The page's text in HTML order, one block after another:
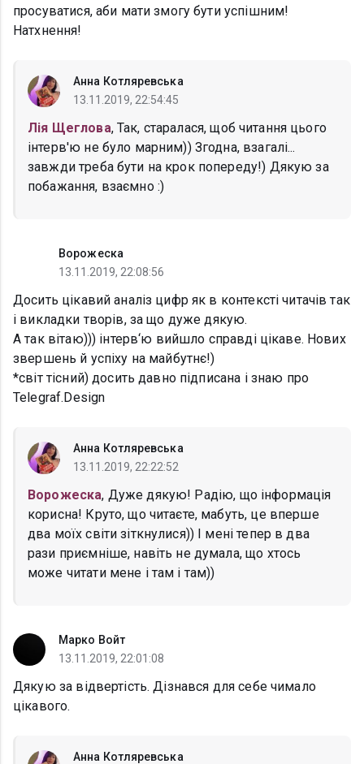
просуватися, аби мати змогу бути успішним!
Натхнення!
Анна Котляревська
13.11.2019, 22:54:45
Лія Щеглова, Так, старалася, щоб читання цього
інтерв'ю не було марним)) Згодна, взагалі...
завжди треба бути на крок попереду!) Дякую за
побажання, взаємно :)
Ворожеска
13.11.2019, 22:08:56
Досить цікавий аналіз цифр як в контексті читачів так
і викладки творів, за що дуже дякую.
А так вітаю))) інтерв‘ю вийшло справді цікаве. Нових
звершень й успіху на майбутнє!)
*світ тісний) досить давно підписана і знаю про
Telegraf.Design
Анна Котляревська
13.11.2019, 22:22:52
Ворожеска, Дуже дякую! Радію, що інформація
корисна! Круто, що читаєте, мабуть, це вперше
два моїх світи зіткнулися)) І мені тепер в два
рази приємніше, навіть не думала, що хтось
може читати мене і там і там))
Марко Войт
13.11.2019, 22:01:08
Дякую за відвертість. Дізнався для себе чимало
цікавого.
Анна Котляревська